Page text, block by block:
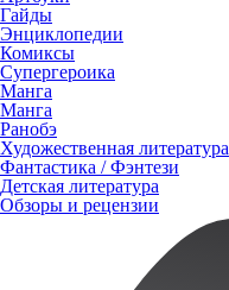
Гайды
Энциклопедии
Комиксы
Супергероика
Манга
Манга
Ранобэ
Художественная литература
Фантастика / Фэнтези
Детская литература
Обзоры и рецензии